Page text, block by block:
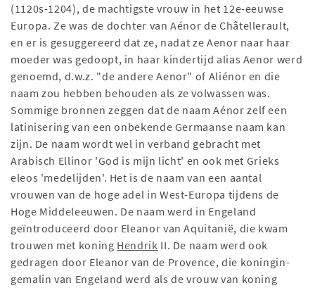
(1120s-1204), de machtigste vrouw in het 12e-eeuwse
Europa. Ze was de dochter van Aénor de Châtellerault,
en er is gesuggereerd dat ze, nadat ze Aenor naar haar
moeder was gedoopt, in haar kindertijd alias Aenor werd
genoemd, d.w.z. "de andere Aenor" of Aliénor en die
naam zou hebben behouden als ze volwassen was.
Sommige bronnen zeggen dat de naam Aénor zelf een
latinisering van een onbekende Germaanse naam kan
zijn. De naam wordt wel in verband gebracht met
Arabisch Ellinor 'God is mijn licht' en ook met Grieks
eleos 'medelijden'. Het is de naam van een aantal
vrouwen van de hoge adel in West-Europa tijdens de
Hoge Middeleeuwen. De naam werd in Engeland
geïntroduceerd door Eleanor van Aquitanië, die kwam
trouwen met koning Hendrik II. De naam werd ook
gedragen door Eleanor van de Provence, die koningin-
gemalin van Engeland werd als de vrouw van koning